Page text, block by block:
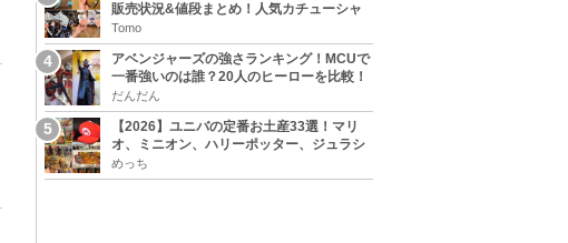
販売状況&値段まとめ！人気カチューシャ
をチェック
Tomo
アベンジャーズの強さランキング！MCUで
一番強いのは誰？20人のヒーローを比較！
だんだん
【2026】ユニバの定番お土産33選！マリ
オ、ミニオン、ハリーポッター、ジュラシ
ックパーク、セサミ、SINGなどのグッズ情
報
めっち